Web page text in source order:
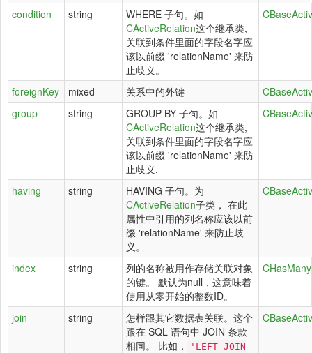
condition
string
WHERE 子句。如
CActiveRelation这个继承类,
关联到条件里面的字段名字应
该以前缀 'relationName' 来防
止歧义。
foreignKey mixed 关系中的外键
group
string
GROUP BY 子句。如
CActiveRelation这个继承类,
关联到条件里面的字段名字应
该以前缀 'relationName' 来防
止歧义.
having string
HAVING 子句。为
CActiveRelation子类， 在此
属性中引用的列名称应该以前
缀 'relationName' 来防止歧
义。
index string
列的名称被用作存储关联对象
的键。 默认为null，这意味着
使用从零开始的整数ID。
join string
怎样跟其它数据表关联。这个
跟在 SQL 语句中 JOIN 条款
相同。 比如，
'LEFT JOIN